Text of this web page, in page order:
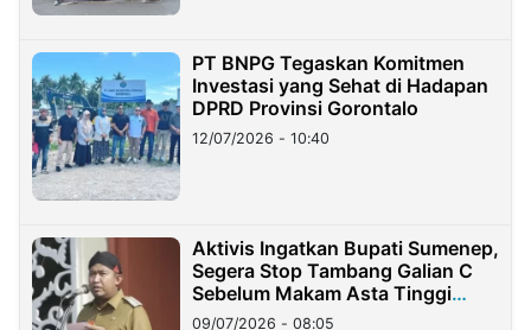
PT BNPG Tegaskan Komitmen
Investasi yang Sehat di Hadapan
DPRD Provinsi Gorontalo
12/07/2026 - 10:40
Aktivis Ingatkan Bupati Sumenep,
Segera Stop Tambang Galian C
Sebelum Makam Asta Tinggi
Longsor
09/07/2026 - 08:05